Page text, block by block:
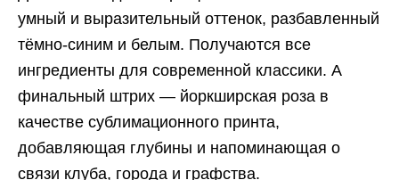
умный и выразительный оттенок, разбавленный
тёмно-синим и белым. Получаются все
ингредиенты для современной классики. А
финальный штрих — йоркширская роза в
качестве сублимационного принта,
добавляющая глубины и напоминающая о
связи клуба, города и графства.